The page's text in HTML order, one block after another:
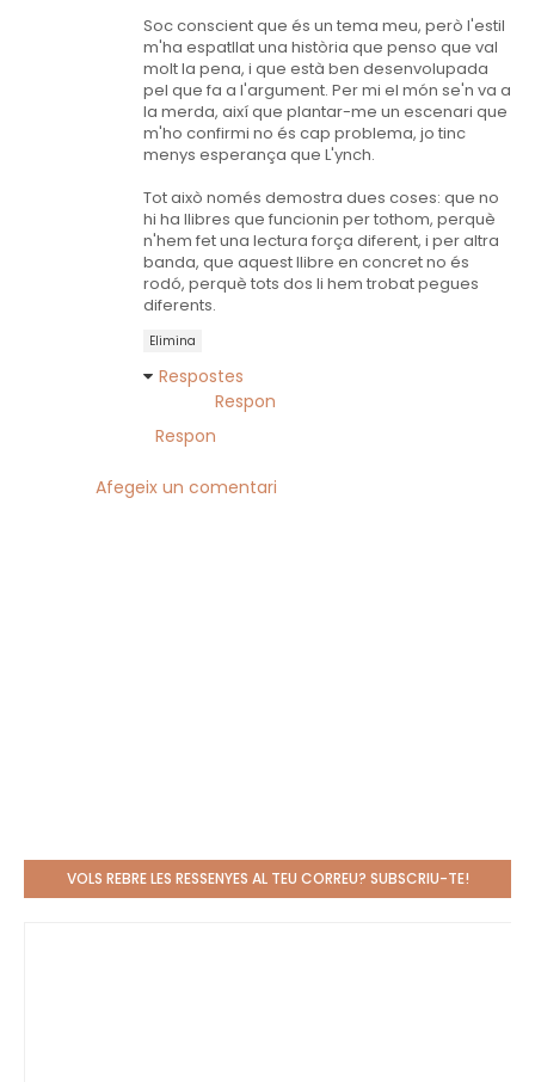
Soc conscient que és un tema meu, però l'estil
m'ha espatllat una història que penso que val
molt la pena, i que està ben desenvolupada
pel que fa a l'argument. Per mi el món se'n va a
la merda, així que plantar-me un escenari que
m'ho confirmi no és cap problema, jo tinc
menys esperança que L'ynch.
Tot això només demostra dues coses: que no
hi ha llibres que funcionin per tothom, perquè
n'hem fet una lectura força diferent, i per altra
banda, que aquest llibre en concret no és
rodó, perquè tots dos li hem trobat pegues
diferents.
Elimina
Respostes
Respon
Respon
Afegeix un comentari
VOLS REBRE LES RESSENYES AL TEU CORREU? SUBSCRIU-TE!